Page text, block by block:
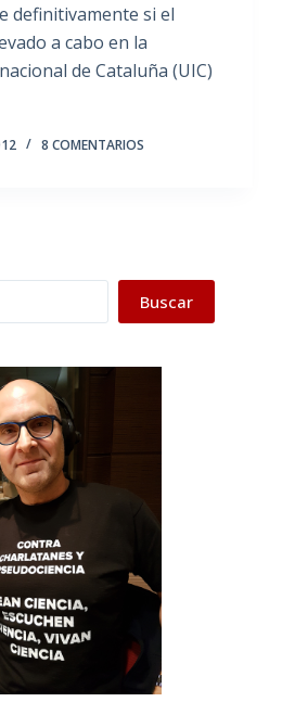
definitivamente si el
a cabo en la
de Cataluña (UIC)
8 COMENTARIOS
Buscar